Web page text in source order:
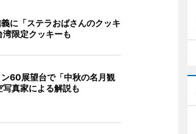
に「ステラおばさんのクッキ
湾限定クッキーも
60展望台で「中秋の名月観
写真家による解説も